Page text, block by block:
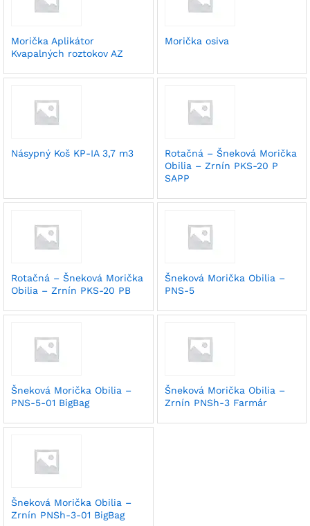
Morička Aplikátor
Kvapalných roztokov AZ
Morička osiva
Násypný Koš KP-IA 3,7 m3
Rotačná – Šneková Morička
Obilia – Zrnín PKS-20 P
SAPP
Rotačná – Šneková Morička
Obilia – Zrnín PKS-20 PB
Šneková Morička Obilia –
PNS-5
Šneková Morička Obilia –
PNS-5-01 BigBag
Šneková Morička Obilia –
Zrnín PNSh-3 Farmár
Šneková Morička Obilia –
Zrnín PNSh-3-01 BigBag